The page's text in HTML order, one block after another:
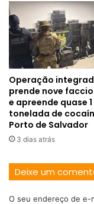
Operação
prende nove
e apreende quase 1
tonelada de
Porto de Salvador
3 dias atrás
Deixe um
O seu endereço de e-